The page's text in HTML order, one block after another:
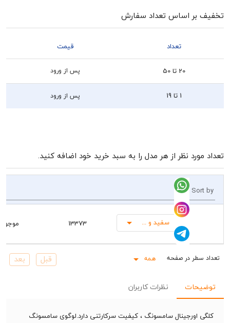
اساس تعداد سفارش
نظر از هر مدل را به سبد خرید خود اضافه کنید.
Rows همه
نظرات کاربران
سامسونگ ، کیفیت سرکارتنی دارد.لوگوی سامسونگ